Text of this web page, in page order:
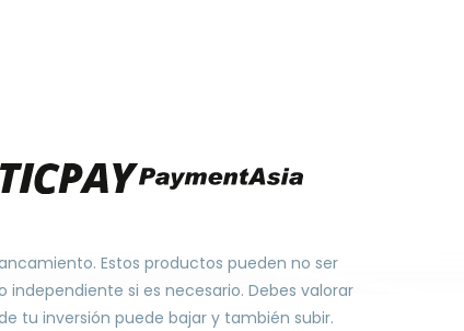
Estos productos pueden no ser
si es necesario. Debes valorar
tu inversión puede bajar y también subir.